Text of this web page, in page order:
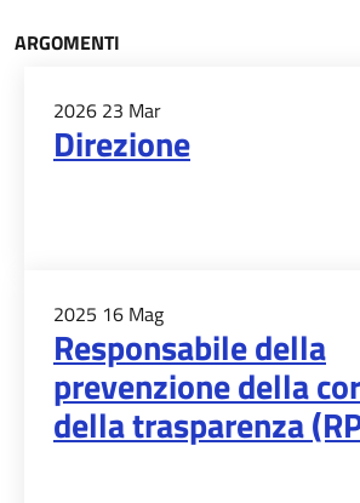
ARGOMENTI
2026 23 Mar
Direzione
2025 16 Mag
Responsabile della
prevenzione della
della trasparenza